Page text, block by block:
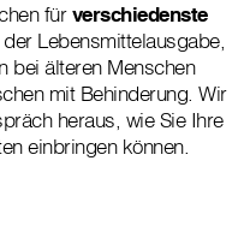
fürverschiedenste
Lebensmittelausgabe,
bei älteren Menschen
mit Behinderung. Wir
heraus, wie Sie Ihre
einbringen können.